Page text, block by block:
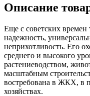
Описание
Еще с советских времен
надежность,
неприхотливость. Его
среднего и высокого
растениеводством,
масштабным
востребована в ЖКХ, в
хозяйствах.